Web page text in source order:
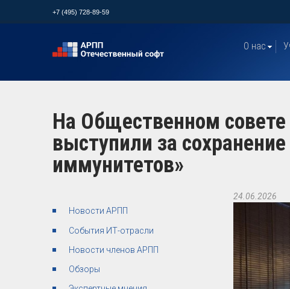
+7 (495) 728-89-59
О нас
На Общественном
выступили за
иммунитетов»
Новости АРПП
События ИТ-отрасли
Новости членов АРПП
Обзоры
24.06.2026